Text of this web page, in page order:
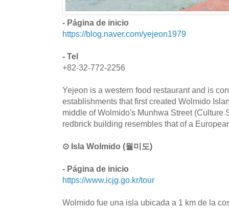
- Página de inicio
https://blog.naver.com/yejeon1979
- Tel
+82-32-772-2256
Yejeon is a western food restaurant and is
establishments that first created Wolmido
middle of Wolmido's Munhwa Street (Culture
redbrick building resembles that of a
⊙ Isla Wolmido (월미도)
- Página de inicio
https://www.icjg.go.kr/tour
Wolmido fue una isla ubicada a 1 km de la